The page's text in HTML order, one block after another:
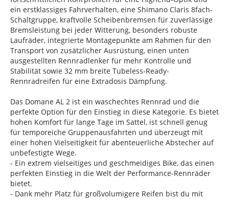
ein erstklassiges Fahrverhalten, eine Shimano Claris 8fach-
Schaltgruppe, kraftvolle Scheibenbremsen für zuverlässige
Bremsleistung bei jeder Witterung, besonders robuste
Laufräder, integrierte Montagepunkte am Rahmen für den
Transport von zusätzlicher Ausrüstung, einen unten
ausgestellten Rennradlenker für mehr Kontrolle und
Stabilität sowie 32 mm breite Tubeless-Ready-
Rennradreifen für eine Extradosis Dämpfung.
Das Domane AL 2 ist ein waschechtes Rennrad und die
perfekte Option für den Einstieg in diese Kategorie. Es bietet
hohen Komfort für lange Tage im Sattel, ist schnell genug
für temporeiche Gruppenausfahrten und überzeugt mit
einer hohen Vielseitigkeit für abenteuerliche Abstecher auf
unbefestigte Wege.
- Ein extrem vielseitiges und geschmeidiges Bike, das einen
perfekten Einstieg in die Welt der Performance-Rennräder
bietet.
- Dank mehr Platz für großvolumigere Reifen bist du mit